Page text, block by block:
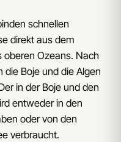
schnellen
direkt aus dem
oberen Ozeans. Nach
Boje und die Algen
in der Boje und den
entweder in den
oder von den
verbraucht.